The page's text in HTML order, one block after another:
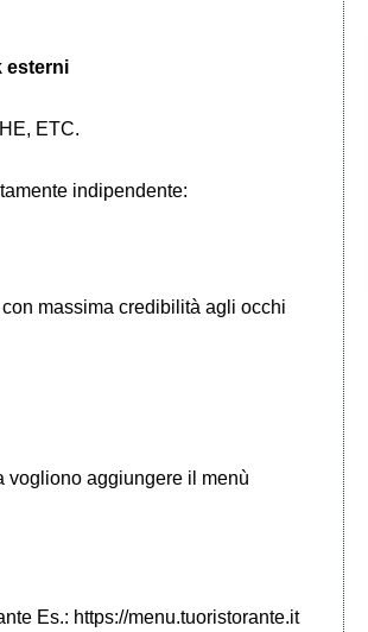
esterni
ETC.
indipendente:
massima credibilità agli occhi
vogliono aggiungere il menù
Es.: https://menu.tuoristorante.it